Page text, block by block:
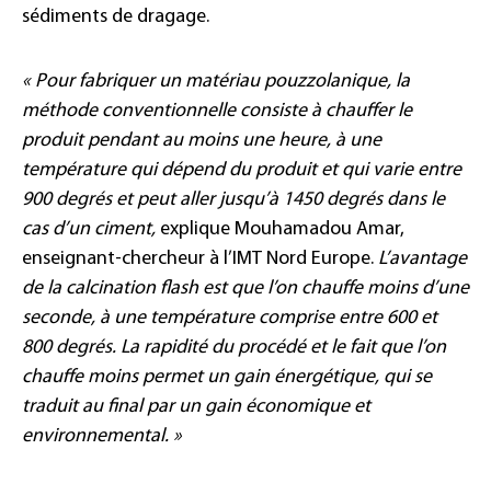
sédiments de dragage.
« Pour fabriquer un matériau pouzzolanique, la
méthode conventionnelle consiste à chauffer le
produit pendant au moins une heure, à une
température qui dépend du produit et qui varie entre
900 degrés et peut aller jusqu’à 1450 degrés dans le
cas d’un ciment, explique Mouhamadou Amar,
enseignant-chercheur à l’IMT Nord Europe. L’avantage
de la calcination flash est que l’on chauffe moins d’une
seconde, à une température comprise entre 600 et
800 degrés. La rapidité du procédé et le fait que l’on
chauffe moins permet un gain énergétique, qui se
traduit au final par un gain économique et
environnemental. »